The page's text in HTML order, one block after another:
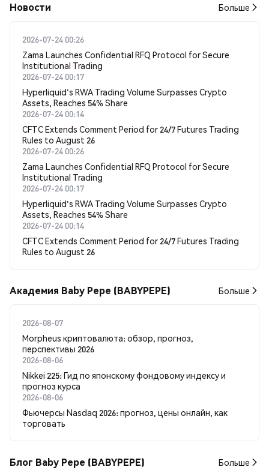
Новости Больше
2026-07-24 00:26
Zama Launches Confidential RFQ Protocol for Secure
Institutional Trading
2026-07-24 00:17
Hyperliquid's RWA Trading Volume Surpasses Crypto
Assets, Reaches 54% Share
2026-07-24 00:14
CFTC Extends Comment Period for 24/7 Futures Trading
Rules to August 26
2026-07-24 00:26
Zama Launches Confidential RFQ Protocol for Secure
Institutional Trading
2026-07-24 00:17
Hyperliquid's RWA Trading Volume Surpasses Crypto
Assets, Reaches 54% Share
2026-07-24 00:14
CFTC Extends Comment Period for 24/7 Futures Trading
Rules to August 26
Академия Baby Pepe (BABYPEPE) Больше
2026-08-07
Morpheus криптовалюта: обзор, прогноз,
перспективы 2026
2026-08-06
Nikkei 225: Гид по японскому фондовому индексу и
прогноз курса
2026-08-06
Фьючерсы Nasdaq 2026: прогноз, цены онлайн, как
торговать
Блог Baby Pepe (BABYPEPE) Больше